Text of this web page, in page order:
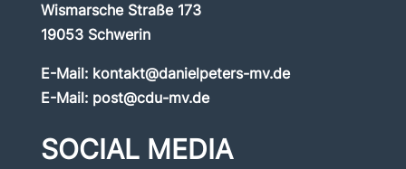
Wismarsche Straße 173
19053 Schwerin
E-Mail: kontakt@danielpeters-mv.de
E-Mail: post@cdu-mv.de
SOCIAL MEDIA